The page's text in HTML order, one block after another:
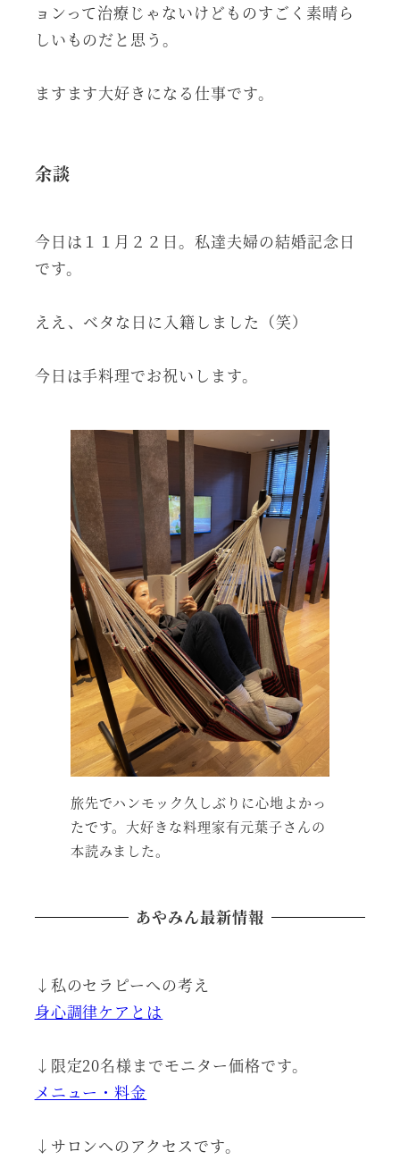
ョンって治療じゃないけどものすごく素晴ら
しいものだと思う。
ますます大好きになる仕事です。
余談
今日は１１月２２日。私達夫婦の結婚記念日
です。
ええ、ベタな日に入籍しました（笑）
今日は手料理でお祝いします。
旅先でハンモック久しぶりに心地よかっ
たです。大好きな料理家有元葉子さんの
本読みました。
あやみん最新情報
↓私のセラピーへの考え
身心調律ケアとは
↓限定20名様までモニター価格です。
メニュー・料金
↓サロンへのアクセスです。